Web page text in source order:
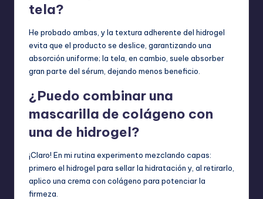
tela?
He probado ambas, y la textura adherente del hidrogel
evita que el producto se deslice, garantizando una
absorción uniforme; la tela, en cambio, suele absorber
gran parte del sérum, dejando menos beneficio.
¿Puedo combinar una
mascarilla de colágeno con
una de hidrogel?
¡Claro! En mi rutina experimento mezclando capas:
primero el hidrogel para sellar la hidratación y, al retirarlo,
aplico una crema con colágeno para potenciar la
firmeza.